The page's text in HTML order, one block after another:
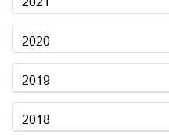
2020
2019
2018